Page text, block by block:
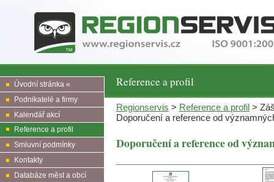
Reference a profil
Úvodní stránka «
Podnikatelé a firmy
Kalendář akcí
Reference a profil
Smluvní podmínky
Kontakty
Databáze měst a obcí
Regionservis > Reference a profil >
Doporučení a reference od
Doporučení a reference od